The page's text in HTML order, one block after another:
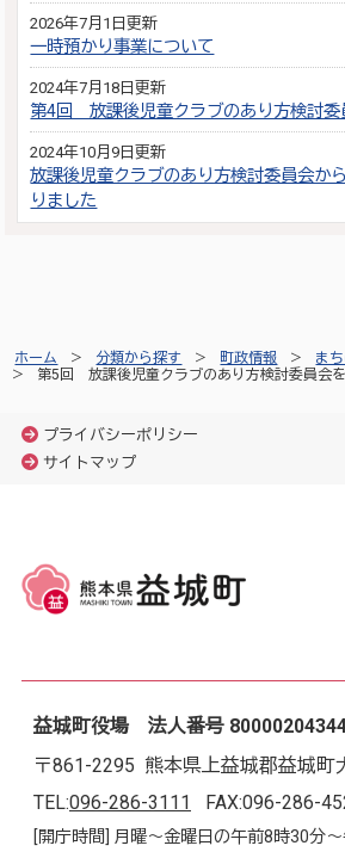
2026年7月1日更新
一時預かり事業について
2024年7月18日更新
第4回 放課後児童クラブのあり方検討委
2024年10月9日更新
放課後児童クラブのあり方検討委員会か
りました
ホーム 分類から探す 町政情報 ま
第5回 放課後児童クラブのあり方検討委員会
プライバシーポリシー
サイトマップ
益城町役場 法人番号
〒861-2295 熊本県上益城郡益城町
TEL:096-286-3111 FAX:096-286-
[開庁時間] 月曜～金曜日の午前8時30分